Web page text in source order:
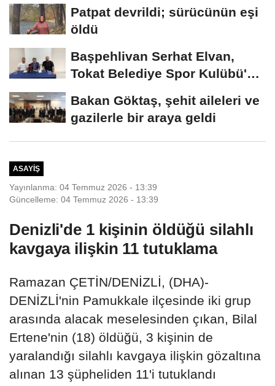
Patpat devrildi; sürücünün eşi
öldü
Başpehlivan Serhat Elvan,
Tokat Belediye Spor Kulübü'ne
Bakan Göktaş, şehit aileleri ve
gazilerle bir araya geldi
ASAYIŞ
Yayınlanma: 04 Temmuz 2026 - 13:39
Güncelleme: 04 Temmuz 2026 - 13:39
Denizli'de 1 kişinin öldüğü silahlı
kavgaya ilişkin 11 tutuklama
Ramazan ÇETİN/DENİZLİ, (DHA)-
DENİZLİ'nin Pamukkale ilçesinde iki grup
arasında alacak meselesinden çıkan, Bilal
Ertene'nin (18) öldüğü, 3 kişinin de
yaralandığı silahlı kavgaya ilişkin gözaltına
alınan 13 şüpheliden 11'i tutuklandı